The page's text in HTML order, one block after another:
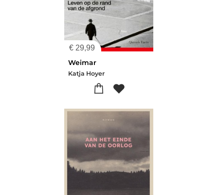
€ 29,99
Weimar
Katja Hoyer